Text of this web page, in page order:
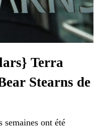
Terra
Stearns de
ont été